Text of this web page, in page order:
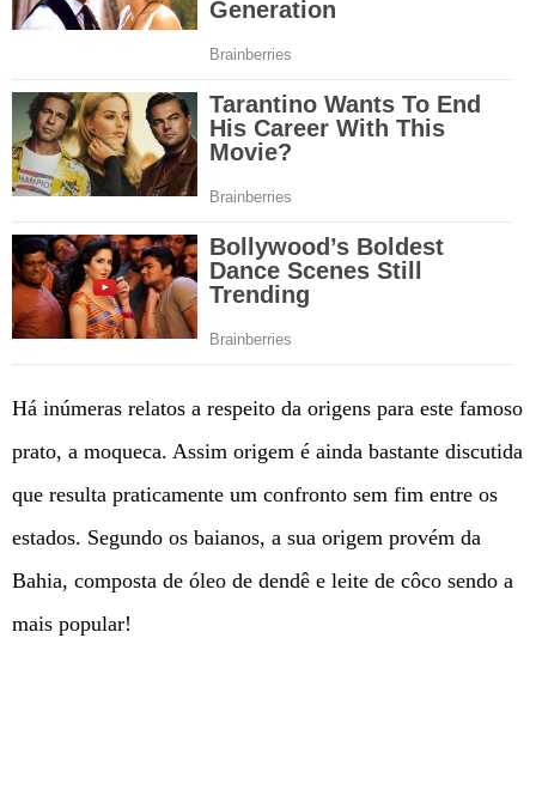
Há inúmeras relatos a respeito da origens para este famoso
prato, a moqueca. Assim origem é ainda bastante discutida
que resulta praticamente um confronto sem fim entre os
estados. Segundo os baianos, a sua origem provém da
Bahia, composta de óleo de dendê e leite de côco sendo a
mais popular!